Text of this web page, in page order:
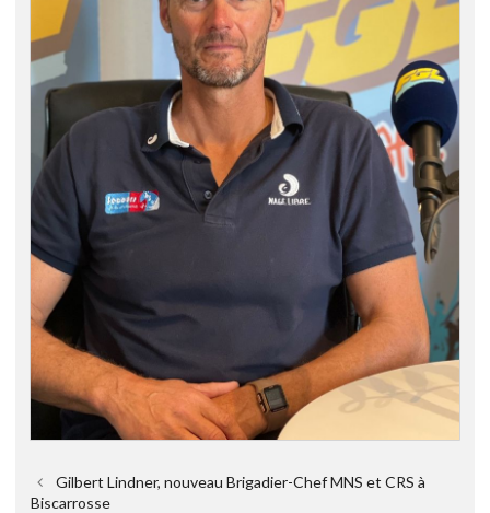
Gilbert Lindner, nouveau Brigadier-Chef MNS et CRS à
Biscarrosse